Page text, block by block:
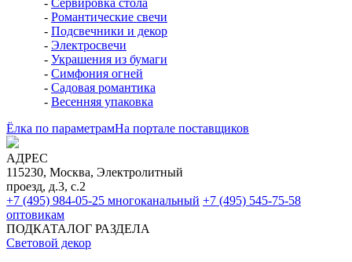
- Сервировка стола
- Романтические свечи
- Подсвечники и декор
- Электросвечи
- Украшения из бумаги
- Симфония огней
- Садовая романтика
- Весенняя упаковка
Ёлка по параметрамНа портале поставщиков
АДРЕС
115230, Москва, Электролитный
проезд, д.3, с.2
+7 (495) 984-05-25 многоканальный +7 (495) 545-75-58
оптовикам
ПОДКАТАЛОГ РАЗДЕЛА
Световой декор